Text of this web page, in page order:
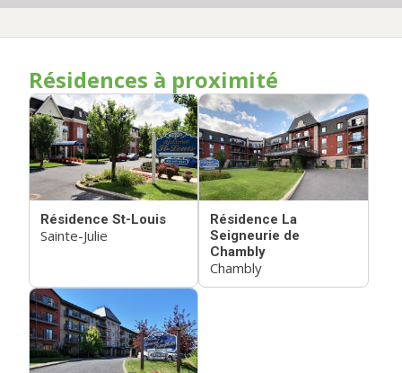
Résidences à proximité
Résidence St-Louis
Sainte-Julie
Résidence La
Seigneurie de
Chambly
Chambly